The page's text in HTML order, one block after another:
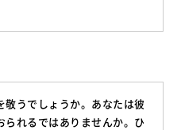
敬うでしょうか。あなたは彼
られるではありませんか。ひ